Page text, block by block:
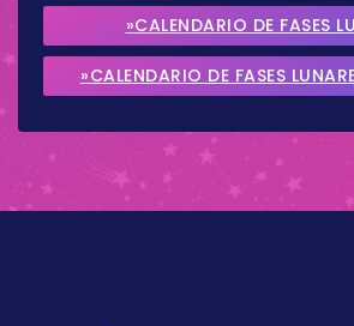
2026
»CALENDARIO DE FASES
SEPTIEMBRE 2026
»CALENDARIO DE FASES